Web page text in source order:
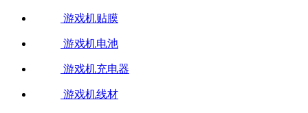
游戏机贴膜
游戏机电池
游戏机充电器
游戏机线材